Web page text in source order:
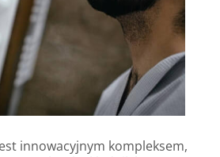
innowacyjnym kompleksem,